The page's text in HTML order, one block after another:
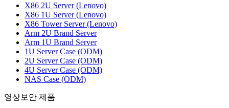
X86 2U Server (Lenovo)
X86 1U Server (Lenovo)
X86 Tower Server (Lenovo)
Arm 2U Brand Server
Arm 1U Brand Server
1U Server Case (ODM)
2U Server Case (ODM)
4U Server Case (ODM)
NAS Case (ODM)
영상보안 제품